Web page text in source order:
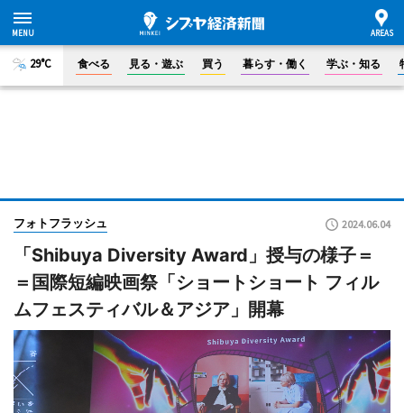
29°C 食べる 見る・遊ぶ 買う 暮らす・働く 学ぶ・知る
フォトフラッシュ 2024.06.04
「Shibuya Diversity Award」授与の様子＝
＝国際短編映画祭「ショートショート フィル
ムフェスティバル＆アジア」開幕